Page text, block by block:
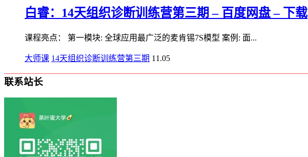
白睿：14天组织诊断训练营第三期 – 百度网盘 – 下载
课程亮点： 第一模块: 全球应用最广泛的麦肯锡7S模型 案例: 面...
大师课 14天组织诊断训练营第三期 11.05
联系站长